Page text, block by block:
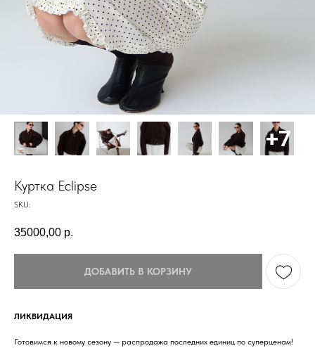
Куртка Eclipse
SKU:
35000,00 р.
ДОБАВИТЬ В КОРЗИНУ
ЛИКВИДАЦИЯ
Готовимся к новому сезону — распродажа последних единиц по суперценам!